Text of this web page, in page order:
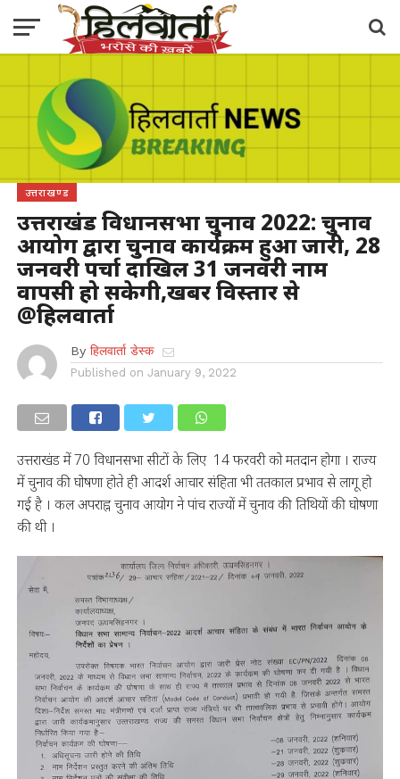
उत्तराखण्ड
उत्तराखंड विधानसभा चुनाव 2022: चुनाव
आयोग द्वारा चुनाव कार्यक्रम हुआ जारी, 28
जनवरी पर्चा दाखिल 31 जनवरी नाम
वापसी हो सकेगी,खबर विस्तार से
@हिलवार्ता
By हिलवार्ता डेस्क
Published on January 9, 2022
उत्तराखंड में 70 विधानसभा सीटों के लिए 14 फरवरी को मतदान होगा । राज्य
में चुनाव की घोषणा होते ही आदर्श आचार संहिता भी ततकाल प्रभाव से लागू हो
गई है । कल अपराह्न चुनाव आयोग ने पांच राज्यों में चुनाव की तिथियों की घोषणा
की थी ।